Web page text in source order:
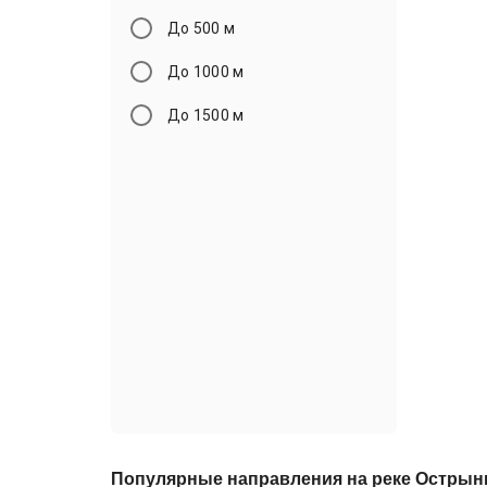
До 500 м
До 1000 м
До 1500 м
Популярные направления на реке